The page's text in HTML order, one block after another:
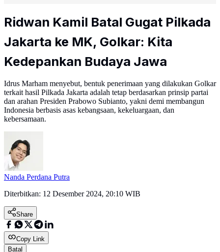
Ridwan Kamil Batal Gugat Pilkada
Jakarta ke MK, Golkar: Kita
Kedepankan Budaya Jawa
Idrus Marham menyebut, bentuk penerimaan yang dilakukan Golkar
terkait hasil Pilkada Jakarta adalah tetap berdasarkan prinsip partai
dan arahan Presiden Prabowo Subianto, yakni demi membangun
Indonesia berbasis asas kebangsaan, kekeluargaan, dan
kebersamaan.
Nanda Perdana Putra
Diterbitkan: 12 Desember 2024, 20:10 WIB
Share
Copy Link
Batal